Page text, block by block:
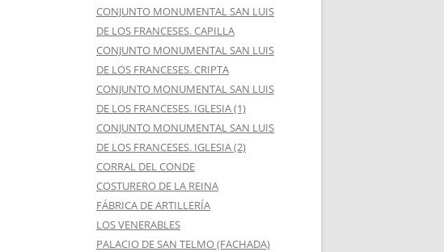
CONJUNTO MONUMENTAL SAN LUIS
DE LOS FRANCESES. CAPILLA
CONJUNTO MONUMENTAL SAN LUIS
DE LOS FRANCESES. CRIPTA
CONJUNTO MONUMENTAL SAN LUIS
DE LOS FRANCESES. IGLESIA (1)
CONJUNTO MONUMENTAL SAN LUIS
DE LOS FRANCESES. IGLESIA (2)
CORRAL DEL CONDE
COSTURERO DE LA REINA
FÁBRICA DE ARTILLERÍA
LOS VENERABLES
PALACIO DE SAN TELMO (FACHADA)